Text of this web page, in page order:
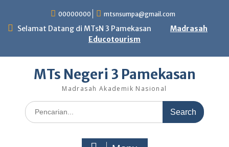
content
00000000 mtsnsumpa@gmail.com
Selamat Datang di MTsN 3 Pamekasan
Madrasah
Educotourism
MTs Negeri 3 Pamekasan
Madrasah Akademik Nasional
Search
for: